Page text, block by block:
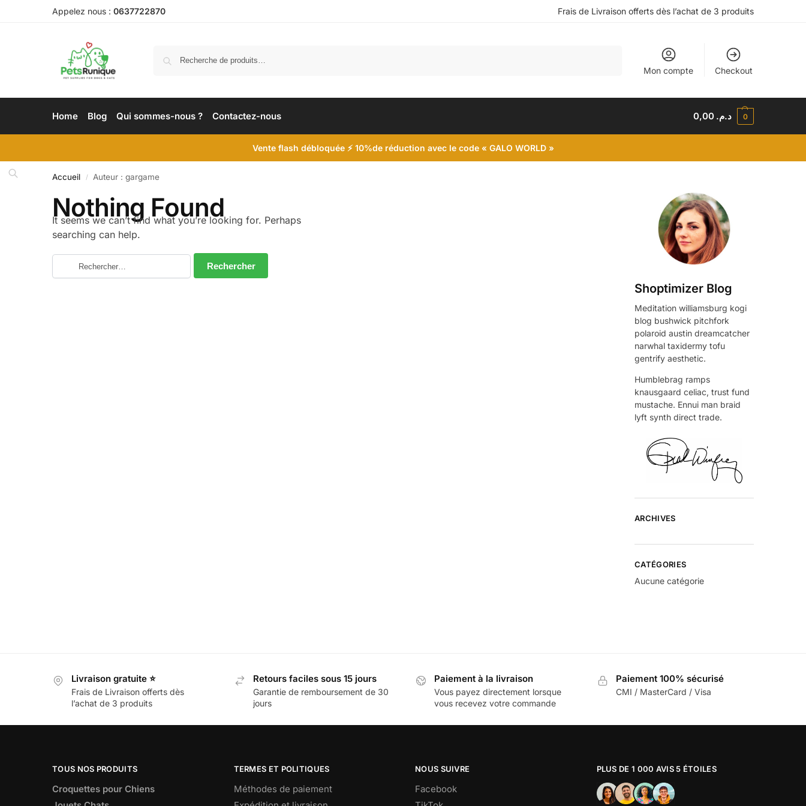
Appelez nous : 0637722870 Frais de Livraison offerts dès l’achat de 3 produits
Mon compte Checkout
Home Blog Qui sommes-nous ? Contactez-nous د.م. 0,00 0
Vente flash débloquée⚡ 10%de réduction avec le code « GALO WORLD »
Accueil / Auteur : gargame
Nothing Found
It seems we can’t find what you’re looking for. Perhaps
searching can help.
Shoptimizer Blog
Meditation williamsburg kogi
blog bushwick pitchfork
polaroid austin dreamcatcher
narwhal taxidermy tofu
gentrify aesthetic.
Humblebrag ramps
knausgaard celiac, trust fund
mustache. Ennui man braid
lyft synth direct trade.
ARCHIVES
CATÉGORIES
Aucune catégorie
Livraison gratuite ⭐
Frais de Livraison offerts dès
l’achat de 3 produits
Retours faciles sous 15 jours
Garantie de remboursement de 30
jours
Paiement à la livraison
Vous payez directement lorsque
vous recevez votre commande
Paiement 100% sécurisé
CMI / MasterCard / Visa
TOUS NOS PRODUITS
Croquettes pour Chiens
TERMES ET POLITIQUES
Méthodes de paiement
NOUS SUIVRE
Facebook
PLUS DE 1 000 AVIS 5 ÉTOILES